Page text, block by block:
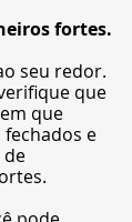
fortes.
seu redor.
que
que
e
de